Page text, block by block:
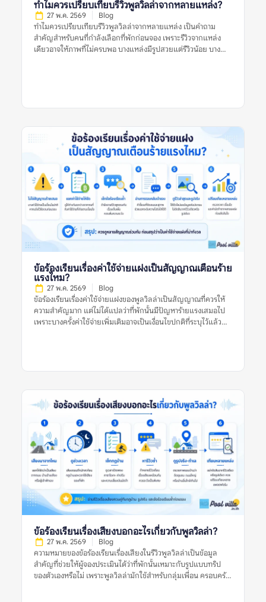
อาจสะท้อนปัญหาจริง แต่ยังไม่เพียงพอที่จะสรุปว่าที่พักมีมาตรฐาน
ไม่ดีเสมอไป ผู้เข้าพักแต่ละคนมีความคาดหวังต่างกัน บางคนอาจให้
คะแนนต่ำเพราะไม่พอใจกฎบ้าน บางคนอาจเจอเหตุการณ์เฉพาะวัน
เช่น ฝนตก ไฟดับชั่วคราว หรือแม่บ้านเข้าทำความสะอาดล่าช้า แต่ถ้า
ปัญหาเดิมปรากฏซ้ำหลายครั้ง โดยเฉพาะในรีวิวล่าสุดหรือในหลาย
ทำไมควรเปรียบเทียบรีวิวพูลวิลล่าจากหลายแหล่ง?
27 พ.ค. 2569 Blog
ทำไมควรเปรียบเทียบรีวิวพูลวิลล่าจากหลายแหล่ง เป็นคำถาม
สำคัญสำหรับคนที่กำลังเลือกที่พักก่อนจอง เพราะรีวิวจากแหล่ง
เดียวอาจให้ภาพที่ไม่ครบพอ บางแหล่งมีรูปสวยแต่รีวิวน้อย บาง
ของเจ้าของที่พัก สิ่งสำคัญคือไม่ควรตัดสินจากรีวิวเดียว รูปเดียว
ก่อนตัดสินใจจอง ทำไมควรเปรียบเทียบรีวิวพูลวิลล่าจากหลาย
แหล่ง หมายถึงอะไร? ทำไมควรเปรียบเทียบรีวิวพูลวิลล่าจากหลาย
แหล่ง หมายถึงการนำข้อมูลจากหลายแพลตฟอร์มหรือหลาย
ประกาศไว้หรือไม่ ไม่ใช่ดูรีวิวจากที่เดียวแล้วสรุปทันทีว่าที่พักดีหรือ
ไม่ดี รีวิวแต่ละแหล่งมีจุดแข็งต่างกัน บางแพลตฟอร์มมีรีวิวจากผู้
เข้าพักจริงจำนวนมาก บางแหล่งมีรูปจากผู้ใช้ที่ช่วยยืนยันสภาพ
ปัจจุบัน บางแหล่งมีคอมเมนต์ที่พูดตรง ๆ เกี่ยวกับข้อเสีย เช่น ทาง
เข้ายาก สระไม่สะอาด กฎเสียงเข้มงวด หรือมีค่าใช้จ่ายเพิ่มเติม การ
เปรียบเทียบจึงไม่ได้ทำเพื่อจับผิดที่พัก แต่ทำเพื่อให้เห็นข้อเท็จจริง
รอบด้าน โดยเฉพาะพูลวิลล่าที่มีราคาต่อคืนค่อนข้างสูงและมักจอง
สำหรับหลายคน หากเลือกผิด ผลกระทบจะเกิดกับทั้งกลุ่ม ไม่ใช่แค่
ผู้จองคนเดียว ทำไมเรื่องนี้จึงสำคัญก่อนจองพูลวิลล่า? พูลวิลล่ามี
รายละเอียดมากกว่าที่พักทั่วไป เพราะต้องดูทั้งบ้านทั้งหลัง สระว่าย
น้ำ ห้องนอน ห้องน้ำ ครัว พื้นที่จอดรถ กฎบ้าน และเงื่อนไขค่าใช้จ่าย
หากดูรีวิวจากแหล่งเดียว อาจเห็นเฉพาะมุมที่แหล่งนั้นนำเสนอเด่น
ที่สุด ตัวอย่างเช่น […]
ข้อร้องเรียนเรื่องค่าใช้จ่ายแฝงเป็นสัญญาณเตือนร้าย
แรงไหม?
27 พ.ค. 2569 Blog
ข้อร้องเรียนเรื่องค่าใช้จ่ายแฝงของพูลวิลล่าเป็นสัญญาณที่ควรให้
ความสำคัญมาก แต่ไม่ได้แปลว่าที่พักนั้นมีปัญหาร้ายแรงเสมอไป
เพราะบางครั้งค่าใช้จ่ายเพิ่มเติมอาจเป็นเงื่อนไขปกติที่ระบุไว้แล้ว
กัน ไม่ใช่ตัดสินจากรีวิวเดียว รูปเดียว หรือคำร้องเรียนเดียว ข้อร้อง
เรียนเรื่องค่าใช้จ่ายแฝงของพูลวิลล่าหมายถึงอะไร? ข้อร้องเรียน
เรื่องค่าใช้จ่ายแฝงของพูลวิลล่า หมายถึงรีวิวที่ผู้เข้าพักพูดถึงค่าใช้
จ่ายที่ไม่คาดคิดหรือไม่เข้าใจตั้งแต่แรก เช่น ราคาที่เห็นในประกาศ
ไม่ใช่ราคาสุทธิ มีค่าทำความสะอาดเพิ่ม มีค่าคนเกิน ค่าไฟ ค่าปรับ
เสียงดัง ค่าเตาปิ้งย่าง หรือค่าหักเงินมัดจำหลังเช็กเอาต์ คำว่า “ค่าใช้
จ่ายแฝง” ไม่ได้หมายความว่าทุกรายการเป็นการเอาเปรียบเสมอไป
บางรายการอาจเป็นค่าใช้จ่ายปกติของที่พัก แต่กลายเป็นปัญหา
เพราะสื่อสารไม่ชัดก่อนจอง หรือผู้เข้าพักไม่ได้อ่านเงื่อนไขให้ครบ
รีวิวที่มีประโยชน์ควรบอกชัดว่า ค่าใช้จ่ายนั้นคืออะไร ถูกแจ้งไว้ก่อน
หรือไม่ เกิดขึ้นเพราะเงื่อนไขใด และเจ้าของที่พักอธิบายอย่างไร หาก
รีวิวมีเพียงคำว่า “มีค่าใช้จ่ายแอบแฝง” แต่ไม่บอกบริบท ควรอ่าน
รีวิวอื่นประกอบก่อนสรุป ทำไมข้อร้องเรียนเรื่องค่าใช้จ่ายแฝงจึง
สำคัญ? พูลวิลล่ามักเป็นที่พักสำหรับกลุ่มเพื่อน ครอบครัว หรือ
หลายครอบครัวที่แชร์ค่าใช้จ่ายกัน หากมีค่าใช้จ่ายเพิ่มที่ไม่ได้
วางแผนไว้ อาจทำให้เกิดความไม่พอใจในกลุ่ม หรือทำให้งบประมาณ
จริงสูงกว่าที่คาด ข้อร้องเรียนเรื่องค่าใช้จ่ายแฝงของพูลวิลล่ายังช่วย
สะท้อนความโปร่งใสของที่พัก หากที่พักแจ้งราคาชัดเจน อธิบาย
ข้อร้องเรียนเรื่องเสียงบอกอะไรเกี่ยวกับพูลวิลล่า?
27 พ.ค. 2569 Blog
ความหมายของข้อร้องเรียนเรื่องเสียงในรีวิวพูลวิลล่าเป็นข้อมูล
สำคัญที่ช่วยให้ผู้จองประเมินได้ว่าที่พักนั้นเหมาะกับรูปแบบทริป
ของตัวเองหรือไม่ เพราะพูลวิลล่ามักใช้สำหรับกลุ่มเพื่อน ครอบครัว